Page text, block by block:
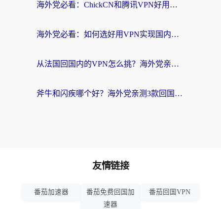
海外党必看：ChickCN和腾讯VPN好用吗？3招选对回国加速器，告别地区限制
海外党必看：如何选好用VPN实现国内资源无缝访问？从越南到全球都适用
从法国回国内的VPN怎么挑？海外党亲测：稳定、多端、安全才是关键
斧牛和闪疾哪个好？海外党亲测3款回国加速器，教你选到不踩坑的那一款
友情链接
番茄加速器
番茄免费回国加
速器
番茄回国VPN